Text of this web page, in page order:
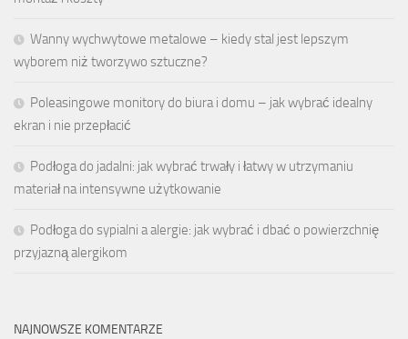
Wanny wychwytowe metalowe – kiedy stal jest lepszym
wyborem niż tworzywo sztuczne?
Poleasingowe monitory do biura i domu – jak wybrać idealny
ekran i nie przepłacić
Podłoga do jadalni: jak wybrać trwały i łatwy w utrzymaniu
materiał na intensywne użytkowanie
Podłoga do sypialni a alergie: jak wybrać i dbać o powierzchnię
przyjazną alergikom
NAJNOWSZE KOMENTARZE